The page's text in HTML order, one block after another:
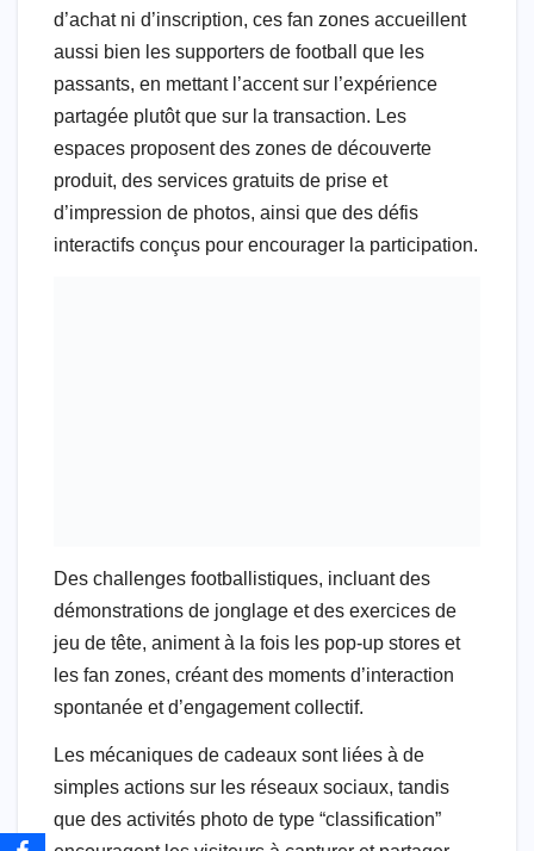
d’achat ni d’inscription, ces fan zones accueillent
aussi bien les supporters de football que les
passants, en mettant l’accent sur l’expérience
partagée plutôt que sur la transaction. Les
espaces proposent des zones de découverte
produit, des services gratuits de prise et
d’impression de photos, ainsi que des défis
interactifs conçus pour encourager la participation.
Des challenges footballistiques, incluant des
démonstrations de jonglage et des exercices de
jeu de tête, animent à la fois les pop-up stores et
les fan zones, créant des moments d’interaction
spontanée et d’engagement collectif.
Les mécaniques de cadeaux sont liées à de
simples actions sur les réseaux sociaux, tandis
que des activités photo de type “classification”